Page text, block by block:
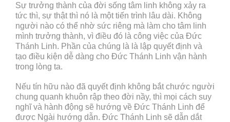
Sự trưởng thành của đời sống tâm linh không xảy ra
tức thì, sự thật thì nó là một tiến trình lâu dài. Không
người nào có thể nhờ sức riêng mà làm cho tâm linh
mình trưởng thành, vì điều đó là công việc của Đức
Thánh Linh. Phần của chúng là là lập quyết định và
tạo điều kiện dễ dàng cho Đức Thánh Linh vận hành
trong lòng ta.
Nếu tín hữu nào đã quyết định không bắt chước người
chung quanh khuôn rập theo đời nầy, thì mọi cách suy
nghĩ và hành động sẽ hướng về Đức Thánh Linh để
được Ngài hướng dẫn. Đức Thánh Linh sẽ dẫn dắt